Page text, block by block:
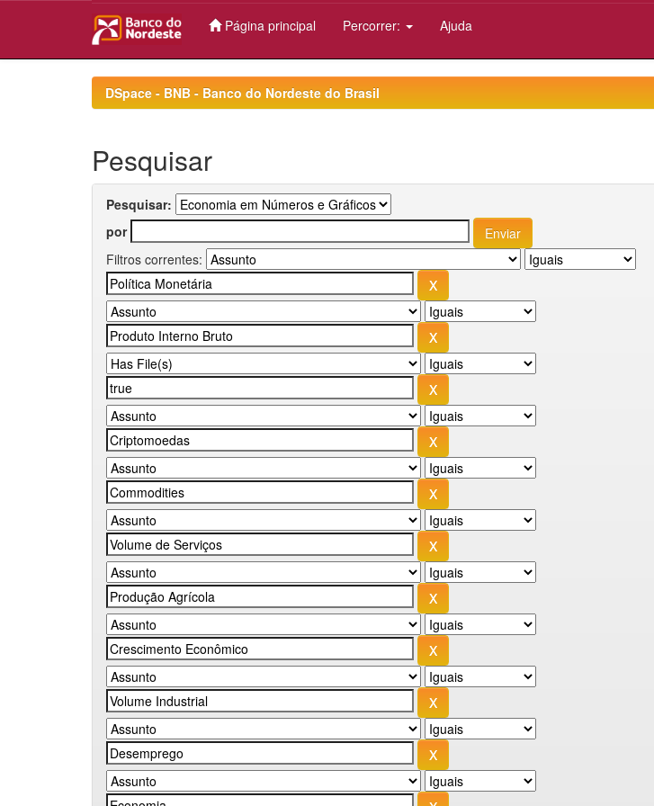
Página principal Percorrer: Ajuda
DSpace - BNB - Banco do Nordeste do Brasil
Pesquisar
Pesquisar:
por
Filtros correntes: